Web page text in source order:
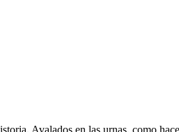
Avalados en las urnas, como